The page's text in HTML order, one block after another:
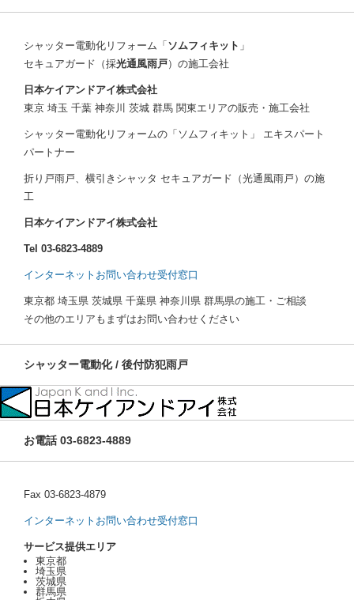
シャッター電動化リフォーム「 ソムフィキット 」
セキュアガード（採光通風雨戸）の施工会社
日本ケイアンドアイ株式会社
東京 埼玉 千葉 神奈川 茨城 群馬 関東エリアの販売・施工会社
シャッター電動化リフォームの「ソムフィキット」 エキスパート
パートナー
折り戸雨戸、横引きシャッタ セキュアガード（光通風雨戸）の施
工
日本ケイアンドアイ株式会社
Tel 03-6823-4889
インターネットお問い合わせ受付窓口
東京都 埼玉県 茨城県 千葉県 神奈川県 群馬県の施工・ご相談
その他のエリアもまずはお問い合わせください
シャッター電動化 / 後付防犯雨戸
お電話 03-6823-4889
Fax 03-6823-4879
インターネットお問い合わせ受付窓口
サービス提供エリア
東京都
埼玉県
茨城県
群馬県